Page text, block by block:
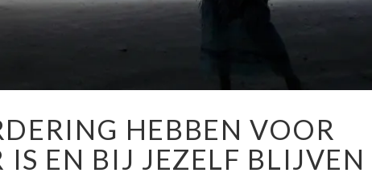
HEBBEN VOOR
IS EN BIJ JEZELF BLIJVEN